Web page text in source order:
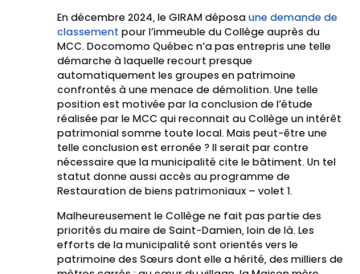
En décembre 2024, le GIRAM déposaune demande de
classement pour l’immeuble du Collège auprès du
MCC. Docomomo Québec n’a pas entrepris une telle
démarche à laquelle recourt presque
automatiquement les groupes en patrimoine
confrontés à une menace de démolition. Une telle
position est motivée par la conclusion de l’étude
réalisée par le MCC qui reconnait au Collège un intérêt
patrimonial somme toute local. Mais peut-être une
telle conclusion est erronée ? Il serait par contre
nécessaire que la municipalité cite le bâtiment. Un tel
statut donne aussi accès au programme de
Restauration de biens patrimoniaux – volet 1.
Malheureusement le Collège ne fait pas partie des
priorités du maire de Saint-Damien, loin de là. Les
efforts de la municipalité sont orientés vers le
patrimoine des Sœurs dont elle a hérité, des milliers de